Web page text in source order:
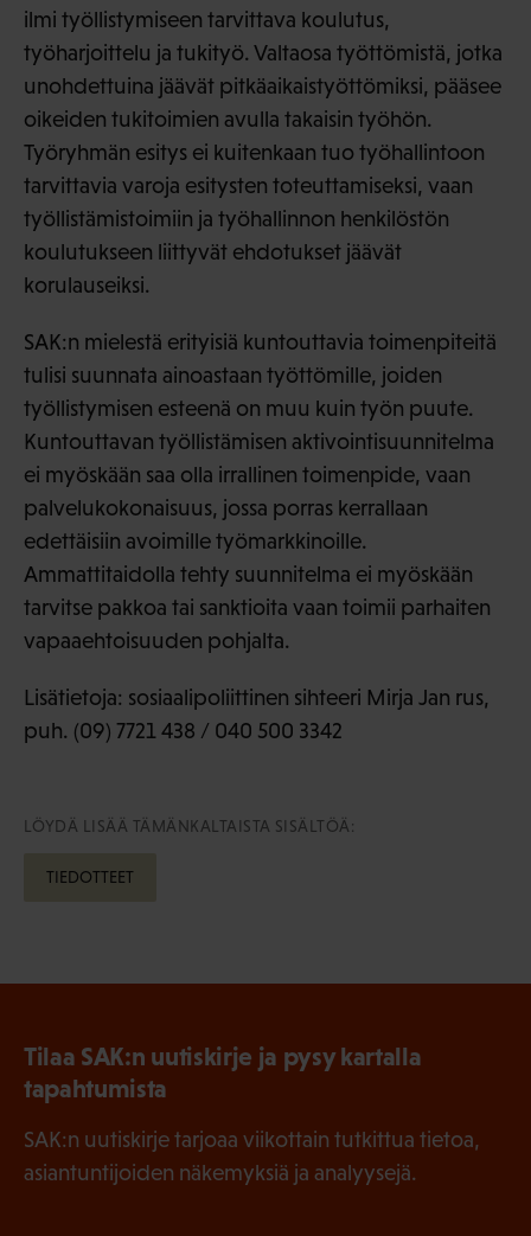
ilmi työllistymiseen tarvittava koulutus,
työharjoittelu ja tukityö. Valtaosa työttömistä, jotka
unohdettuina jäävät pitkäaikaistyöttömiksi, pääsee
oikeiden tukitoimien avulla takaisin työhön.
Työryhmän esitys ei kuitenkaan tuo työhallintoon
tarvittavia varoja esitysten toteuttamiseksi, vaan
työllistämistoimiin ja työhallinnon henkilöstön
koulutukseen liittyvät ehdotukset jäävät
korulauseiksi.
SAK:n mielestä erityisiä kuntouttavia toimenpiteitä
tulisi suunnata ainoastaan työttömille, joiden
työllistymisen esteenä on muu kuin työn puute.
Kuntouttavan työllistämisen aktivointisuunnitelma
ei myöskään saa olla irrallinen toimenpide, vaan
palvelukokonaisuus, jossa porras kerrallaan
edettäisiin avoimille työmarkkinoille.
Ammattitaidolla tehty suunnitelma ei myöskään
tarvitse pakkoa tai sanktioita vaan toimii parhaiten
vapaaehtoisuuden pohjalta.
Lisätietoja: sosiaalipoliittinen sihteeri Mirja Jan rus,
puh. (09) 7721 438 / 040 500 3342
LÖYDÄ LISÄÄ TÄMÄNKALTAISTA SISÄLTÖÄ:
TIEDOTTEET
Tilaa SAK:n uutiskirje ja pysy kartalla
tapahtumista
SAK:n uutiskirje tarjoaa viikottain tutkittua tietoa,
asiantuntijoiden näkemyksiä ja analyysejä.